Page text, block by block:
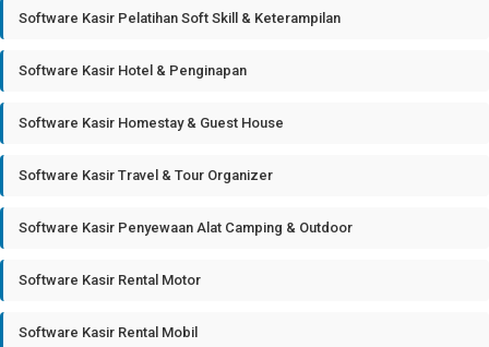
Software Kasir Pelatihan Soft Skill & Keterampilan
Software Kasir Hotel & Penginapan
Software Kasir Homestay & Guest House
Software Kasir Travel & Tour Organizer
Software Kasir Penyewaan Alat Camping & Outdoor
Software Kasir Rental Motor
Software Kasir Rental Mobil